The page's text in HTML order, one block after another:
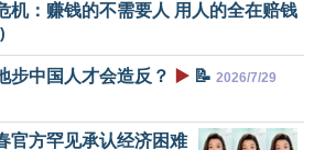
机：赚钱的不需要人 用人的全在赔钱
步中国人才会造反？ ▶️ 📝 2026/7/29
官方罕见承认经济困难